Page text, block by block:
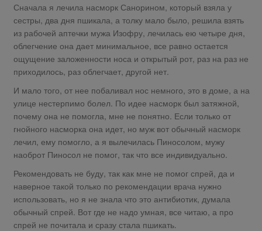
Сначала я лечила насморк Санорином, который взяла у
сестры, два дня пшикала, а толку мало было, решила взять
из рабочей аптечки мужа Изофру, лечилась ею четыре дня,
облегчение она дает минимальное, все равно остается
ощущение заложенности носа и открытый рот, раз на раз не
приходилось, раз облегчает, другой нет.
И мало того, от нее побаливал нос немного, это в доме, а на
улице нестерпимо болел. По идее насморк был затяжной,
почему она не помогла, мне не понятно. Если только от
гнойного насморка она идет, но муж вот обычный насморк
лечил, ему помогло, а я вылечилась Пиносолом, мужу
наоброт Пиносол не помог, так что все индивидуально.
Рекомендовать не буду, так как мне не помог спрей, да и
наверное такой только по рекомендации врача нужно
использовать, но я не знала что это антибиотик, думала
обычный спрей. Вот где не надо умная, все читаю, а про
спрей не почитала и сразу стала пшикать.